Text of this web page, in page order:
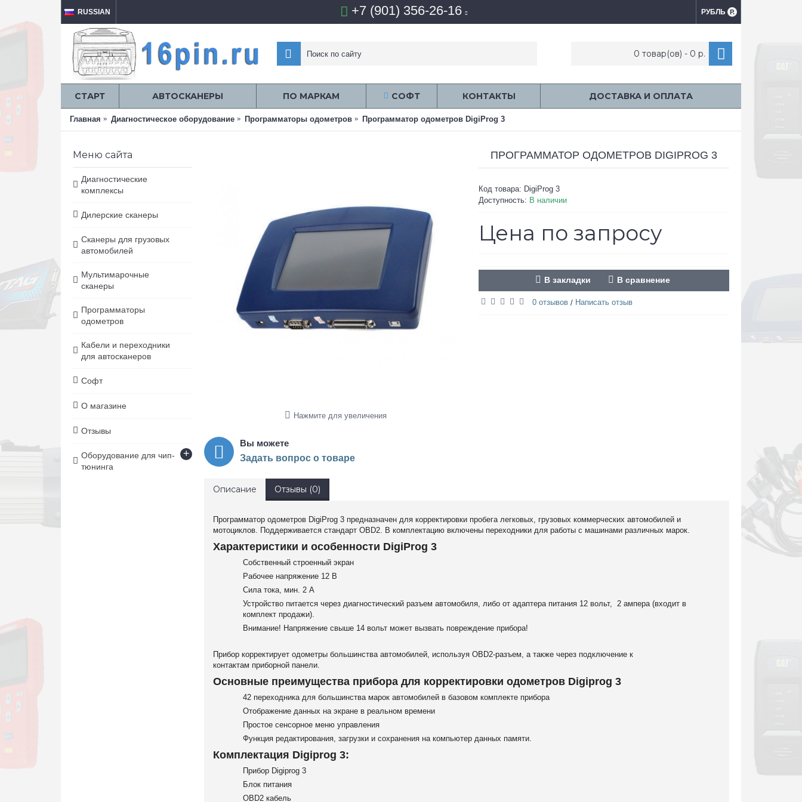
+7 (901) 356-26-16
RUSSIAN РУБЛЬ Р.
0 товар(ов) - 0 р.
СТАРТ АВТОСКАНЕРЫ ПО МАРКАМ СОФТ КОНТАКТЫ ДОСТАВКА И ОПЛАТА
Главная Диагностическое оборудование Программаторы одометров Программатор одометров DigiProg 3
Меню сайта
Диагностические
комплексы
Дилерские сканеры
Сканеры для грузовых
автомобилей
Мультимарочные
сканеры
Программаторы
одометров
Кабели и переходники
для автосканеров
Софт
О магазине
Отзывы
Оборудование для чип-
тюнинга
+
Нажмите для увеличения
Вы можете
Задать вопрос о товаре
ПРОГРАММАТОР ОДОМЕТРОВ DIGIPROG 3
Код товара: DigiProg 3
Доступность: В наличии
Цена по запросу
В закладки В сравнение
0 отзывов / Написать отзыв
Описание Отзывы (0)
Программатор одометров DigiProg 3 предназначен для корректировки пробега легковых, грузовых коммерческих автомобилей и
мотоциклов. Поддерживается стандарт OBD2. В комплектацию включены переходники для работы с машинами различных марок.
Характеристики и особенности DigiProg 3
Собственный строенный экран
Рабочее напряжение 12 В
Сила тока, мин. 2 А
Устройство питается через диагностический разъем автомобиля, либо от адаптера питания 12 вольт, 2 ампера (входит в
комплект продажи).
Внимание! Напряжение свыше 14 вольт может вызвать повреждение прибора!
Прибор корректирует одометры большинства автомобилей, используя OBD2-разъем, а также через подключение к
контактам приборной панели.
Основные преимущества прибора для корректировки одометров Digiprog 3
42 переходникадля большинства марок автомобилей в базовом комплекте прибора
Отображение данных на экране в реальном времени
Простое сенсорное меню управления
Функция редактирования, загрузки и сохранения на компьютер данных памяти.
Комплектация Digiprog 3:
Прибор Digiprog 3
Блок питания
OBD2 кабель